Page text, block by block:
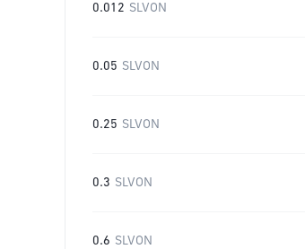
0.012 SLVON
0.05 SLVON
0.25 SLVON
0.3 SLVON
0.6 SLVON